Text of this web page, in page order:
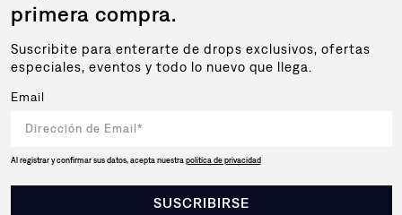
primera compra.
Suscribite para enterarte de drops exclusivos, ofertas
especiales, eventos y todo lo nuevo que llega.
Email
Al registrar y confirmar sus datos, acepta nuestrapolítica de privacidad
SUSCRIBIRSE